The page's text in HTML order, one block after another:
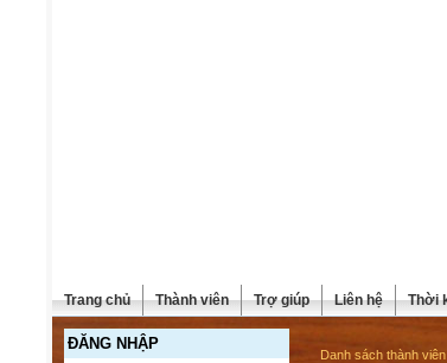
Trang chủ Thành viên Trợ giúp Liên hệ Thời
ĐĂNG NHẬP
Danh sách thành